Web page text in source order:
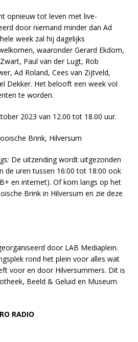
opnieuw tot leven met live-
door niemand minder dan Ad
week zal hij dagelijks
waaronder Gerard Ekdom,
Paul van der Lugt, Rob
Ad Roland, Cees van Zijtveld,
Dekker. Het belooft een week vol
te worden.
2023 van 12.00 tot 18.00 uur.
Brink, Hilversum
De uitzending wordt uitgezonden
de uren tussen 16:00 tot 18:00 ook
en internet). Of kom langs op het
Brink in Hilversum en zie deze
door LAB Mediaplein.
rond het plein voor alles wat
voor en door Hilversummers. Dit is
Beeld & Geluid en Museum
RADIO